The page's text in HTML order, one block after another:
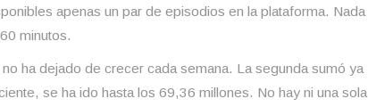
apenas un par de episodios en la plataforma. Nada
minutos.
ha dejado de crecer cada semana. La segunda sumó ya
se ha ido hasta los 69,36 millones. No hay ni una sola